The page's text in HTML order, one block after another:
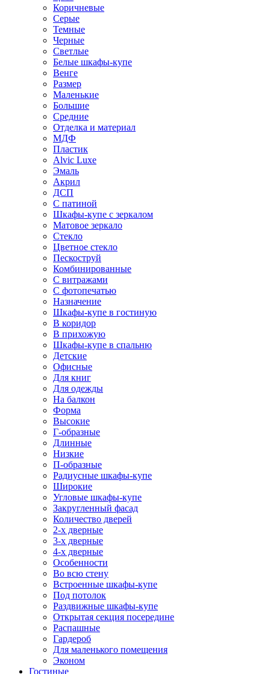
Коричневые
Серые
Темные
Черные
Светлые
Белые шкафы-купе
Венге
Размер
Маленькие
Большие
Средние
Отделка и материал
МДФ
Пластик
Alvic Luxe
Эмаль
Акрил
ДСП
С патиной
Шкафы-купе с зеркалом
Матовое зеркало
Стекло
Цветное стекло
Пескоструй
Комбинированные
С витражами
С фотопечатью
Назначение
Шкафы-купе в гостиную
В коридор
В прихожую
Шкафы-купе в спальню
Детские
Офисные
Для книг
Для одежды
На балкон
Форма
Высокие
Г-образные
Длинные
Низкие
П-образные
Радиусные шкафы-купе
Широкие
Угловые шкафы-купе
Закругленный фасад
Количество дверей
2-х дверные
3-х дверные
4-х дверные
Особенности
Во всю стену
Встроенные шкафы-купе
Под потолок
Раздвижные шкафы-купе
Открытая секция посередине
Распашные
Гардероб
Для маленького помещения
Эконом
Гостиные